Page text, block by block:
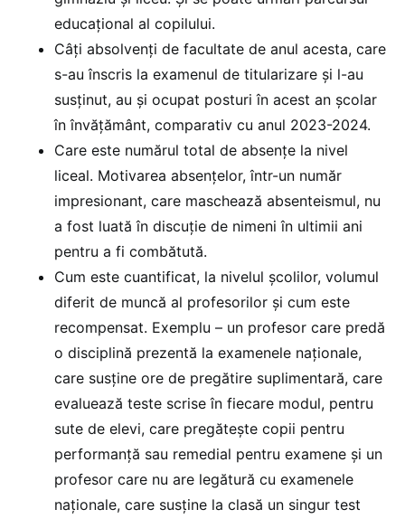
educațional al copilului.
Câți absolvenți de facultate de anul acesta, care
s-au înscris la examenul de titularizare și l-au
susținut, au și ocupat posturi în acest an școlar
în învățământ, comparativ cu anul 2023-2024.
Care este numărul total de absențe la nivel
liceal. Motivarea absențelor, într-un număr
impresionant, care maschează absenteismul, nu
a fost luată în discuție de nimeni în ultimii ani
pentru a fi combătută.
Cum este cuantificat, la nivelul școlilor, volumul
diferit de muncă al profesorilor și cum este
recompensat. Exemplu – un profesor care predă
o disciplină prezentă la examenele naționale,
care susține ore de pregătire suplimentară, care
evaluează teste scrise în fiecare modul, pentru
sute de elevi, care pregătește copii pentru
performanță sau remedial pentru examene și un
profesor care nu are legătură cu examenele
naționale, care susține la clasă un singur test